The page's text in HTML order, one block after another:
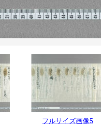
フルサイズ画像5